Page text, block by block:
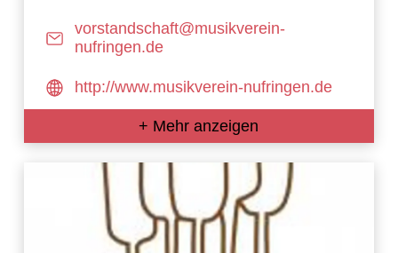
vorstandschaft@musikverein-
nufringen.de
http://www.musikverein-nufringen.de
+ Mehr anzeigen